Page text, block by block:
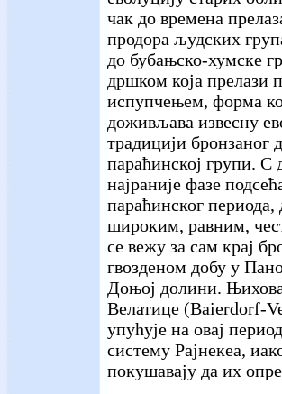
чак до времена
продора људских
до бубањско-хумске
дршком која прелази
испупчењем, форма
доживљава извесну
традицији бронзаног
параћинској групи. С
најраније фазе
параћинског
широким, равним,
се вежу за сам крај
гвозденом добу у
Доњој долини.
Велатице (Baierdorf-
упућује на овај
систему Рајнекеа,
покушавају да их